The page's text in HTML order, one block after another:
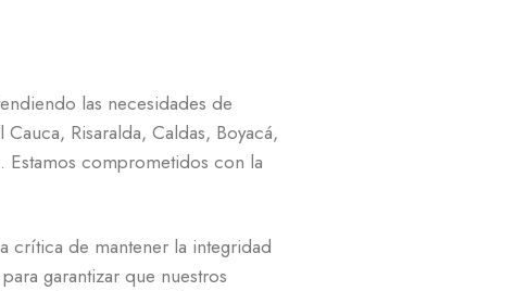
las necesidades de
Risaralda, Caldas, Boyacá,
Estamos comprometidos con la
crítica de mantener la integridad
garantizar que nuestros